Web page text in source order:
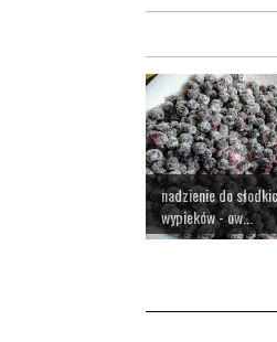
nadzienie do
wypieków - ow...